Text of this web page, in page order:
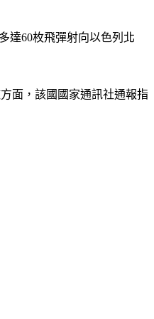
達60枚飛彈射向以色列北
面，該國國家通訊社通報指